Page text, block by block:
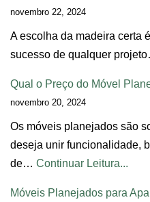
novembro 22, 2024
A escolha da madeira certa
sucesso de qualquer
Qual o Preço do Móvel
novembro 20, 2024
Os móveis planejados são
deseja unir funcionalidade,
de… Continuar Leitura...
Móveis Planejados para